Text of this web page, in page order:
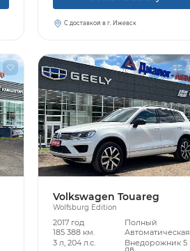
С доставкой в г. Ижевск
Volkswagen Touareg
Wolfsburg Edition
2017 год
Полный
185 388 км.
Автоматическая
3 л, 204 л.с.
Внедорожник 5
дв.